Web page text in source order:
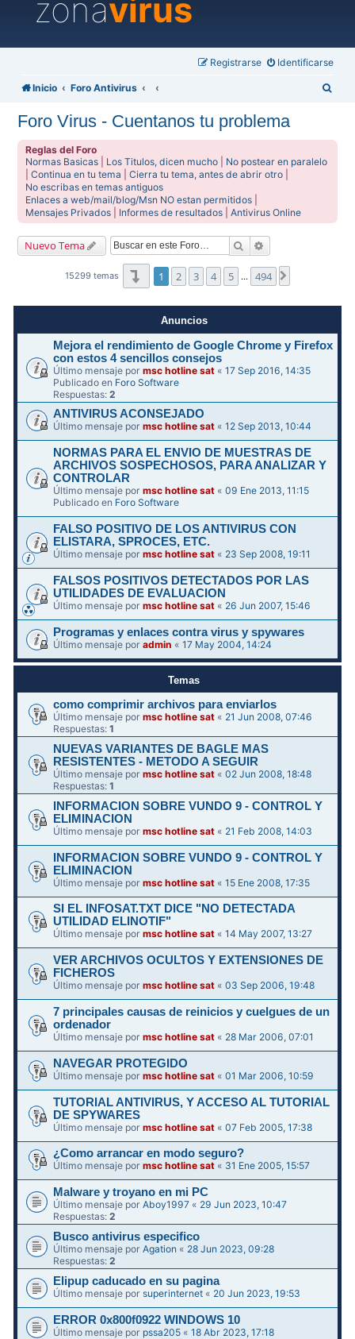
zonavirus
Identificarse
Registrarse
Inicio Foro Antivirus
Foro Virus - Cuentanos tu problema
Reglas del Foro
Normas Basicas
Los Titulos, dicen mucho
No postear en paralelo
|Continua en tu tema |Cierra tu tema, antes de abrir otro
No escribas en temas antiguos
Enlaces a web/mail/blog/Msn NO estan permitidos
Mensajes Privados
Informes de resultados |Antivirus Online
Nuevo Tema Buscar
15299 temas Página1de494
1 2 3 4 5 … 494
Anuncios
Mejora el rendimiento de Google Chrome y Firefox
con estos 4 sencillos consejos
Último mensaje pormsc hotline sat «17 Sep 2016, 14:35
Publicado en Foro Software
Respuestas:2
ANTIVIRUS ACONSEJADO
Último mensaje pormsc hotline sat «12 Sep 2013, 10:44
NORMAS PARA EL ENVIO DE MUESTRAS DE
ARCHIVOS SOSPECHOSOS, PARA ANALIZAR Y
CONTROLAR
Último mensaje pormsc hotline sat «09 Ene 2013, 11:15
Publicado en Foro Software
FALSO POSITIVO DE LOS ANTIVIRUS CON
ELISTARA, SPROCES, ETC.
Último mensaje pormsc hotline sat « 23 Sep 2008, 19:11
FALSOS POSITIVOS DETECTADOS POR LAS
UTILIDADES DE EVALUACION
Último mensaje pormsc hotline sat « 26 Jun 2007, 15:46
Programas y enlaces contra virus y spywares
Último mensaje poradmin «17 May 2004, 14:24
Temas
como comprimir archivos para enviarlos
Último mensaje pormsc hotline sat « 21 Jun 2008, 07:46
Respuestas:1
NUEVAS VARIANTES DE BAGLE MAS
RESISTENTES - METODO A SEGUIR
Último mensaje pormsc hotline sat «02 Jun 2008, 18:48
Respuestas:1
INFORMACION SOBRE VUNDO 9 - CONTROL Y
ELIMINACION
Último mensaje pormsc hotline sat « 21 Feb 2008, 14:03
INFORMACION SOBRE VUNDO 9 - CONTROL Y
ELIMINACION
Último mensaje pormsc hotline sat «15 Ene 2008, 17:35
SI EL INFOSAT.TXT DICE "NO DETECTADA
UTILIDAD ELINOTIF"
Último mensaje pormsc hotline sat «14 May 2007, 13:27
VER ARCHIVOS OCULTOS Y EXTENSIONES DE
FICHEROS
Último mensaje pormsc hotline sat «03 Sep 2006, 19:48
7 principales causas de reinicios y cuelgues de un
ordenador
Último mensaje pormsc hotline sat « 28 Mar 2006, 07:01
NAVEGAR PROTEGIDO
Último mensaje pormsc hotline sat «01 Mar 2006, 10:59
TUTORIAL ANTIVIRUS, Y ACCESO AL TUTORIAL
DE SPYWARES
Último mensaje pormsc hotline sat «07 Feb 2005, 17:38
¿Como arrancar en modo seguro?
Último mensaje pormsc hotline sat « 31 Ene 2005, 15:57
Malware y troyano en mi PC
Último mensaje porAboy1997 « 29 Jun 2023, 10:47
Respuestas:2
Busco antivirus especifico
Último mensaje porAgation « 28 Jun 2023, 09:28
Respuestas:2
Elipup caducado en su pagina
Último mensaje porsuperinternet « 20 Jun 2023, 19:53
ERROR 0x800f0922 WINDOWS 10
Último mensaje por pssa205 «18 Abr 2023, 17:18